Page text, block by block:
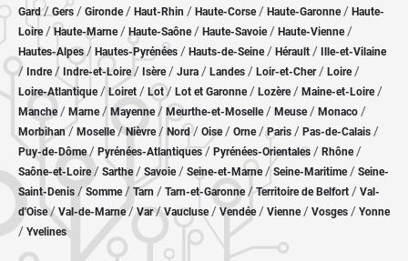
Gard/Gers / Gironde/ Haut-Rhin / Haute-Corse/ Haute-Garonne/ Haute-
Loire/Haute-Marne/ Haute-Saône/ Haute-Savoie/ Haute-Vienne/
Hautes-Alpes/ Hautes-Pyrénées / Hauts-de-Seine/ Hérault / Ille-et-Vilaine
/ Indre/ Indre-et-Loire/ Isère/ Jura / Landes / Loir-et-Cher/ Loire/
Loire-Atlantique/ Loiret / Lot/ Lot et Garonne/ Lozère / Maine-et-Loire/
Manche/ Marne/ Mayenne/ Meurthe-et-Moselle/ Meuse/ Monaco /
Morbihan/ Moselle/ Nièvre / Nord/ Oise / Orne/Paris / Pas-de-Calais /
Puy-de-Dôme/ Pyrénées-Atlantiques / Pyrénées-Orientales / Rhône/
Saône-et-Loire/ Sarthe/ Savoie/ Seine-et-Marne/ Seine-Maritime/ Seine-
Saint-Denis /Somme/ Tarn / Tarn-et-Garonne/Territoire de Belfort / Val-
d'Oise/ Val-de-Marne/Var/Vaucluse/ Vendée/ Vienne/ Vosges / Yonne
/ Yvelines